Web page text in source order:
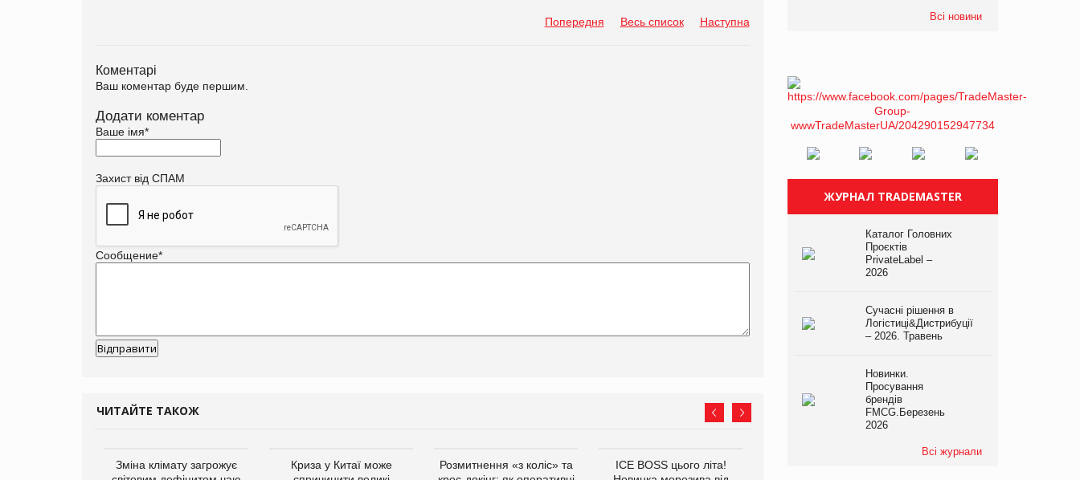
Попередня Весь список Наступна
Коментарі
Ваш коментар буде першим.
Додати коментар
Ваше імя*
Захист від СПАМ
Сообщение*
ЧИТАЙТЕ ТАКОЖ
Зміна клімату загрожує
Криза у Китаї може
Розмитнення «з коліс» та
ICE BOSS цього літа!
Всі новини
ЖУРНАЛ TRADEMASTER
Каталог Головних
Проєктів
PrivateLabel –
2026
Сучасні рішення в
Логістиці&Дистрибуції
– 2026. Травень
Новинки.
Просування
брендів
FMCG.Березень
2026
Всі журнали